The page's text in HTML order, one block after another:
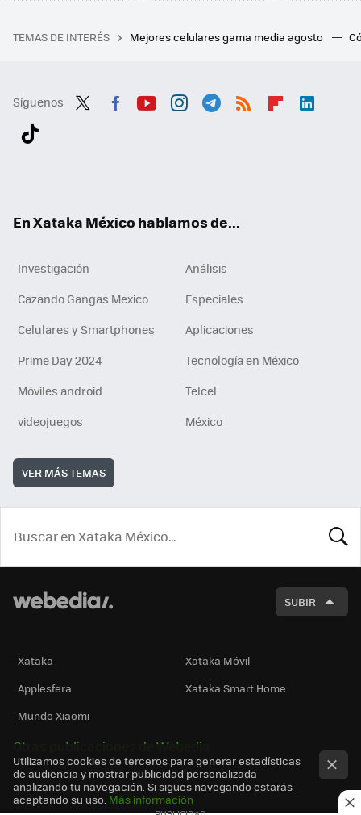
TEMAS DE INTERÉS Mejores celulares gama media agosto
Síguenos
En Xataka México hablamos de...
Investigación
Análisis
Cazando Gangas Mexico
Especiales
Celulares y Smartphones
Aplicaciones
Prime Day 2024
Tecnología en México
Móviles android
Telcel
videojuegos
México
VER MÁS TEMAS
SUBIR
Xataka
Xataka Móvil
Applesfera
Xataka Smart Home
Mundo Xiaomi
Otras publicaciones de Webedia
Utilizamos cookies de terceros para generar estadísticas
de audiencia y mostrar publicidad personalizada
analizando tu navegación. Si sigues navegando estarás
aceptando su uso. Más información